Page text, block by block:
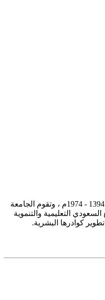
تأسست جامعة الإمام محمد بن سعود الإسلامية ممثلة في كلية الشريعة في سنة 1373هـ 1953م، وتطورت منذ ذلك الحين بصورة جذرية حتى أصبحت جامعة في عام 1394 - 1974م ، وتقوم الجامعة
التعليمية والتنموية
كوادرها البشرية.